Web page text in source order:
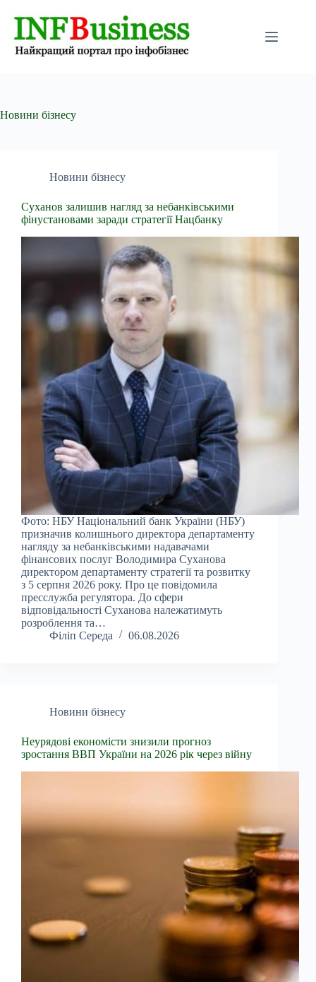
Новини бізнесу
Новини бізнесу
Суханов залишив нагляд за небанківськими
фінустановами заради стратегії Нацбанку
Фото: НБУ Національний банк України (НБУ)
призначив колишнього директора департаменту
нагляду за небанківськими надавачами
фінансових послуг Володимира Суханова
директором департаменту стратегії та розвитку
з 5 серпня 2026 року. Про це повідомила
пресслужба регулятора. До сфери
відповідальності Суханова належатимуть
розроблення та…
Філіп Середа
06.08.2026
Новини бізнесу
Неурядові економісти знизили прогноз
зростання ВВП України на 2026 рік через війну